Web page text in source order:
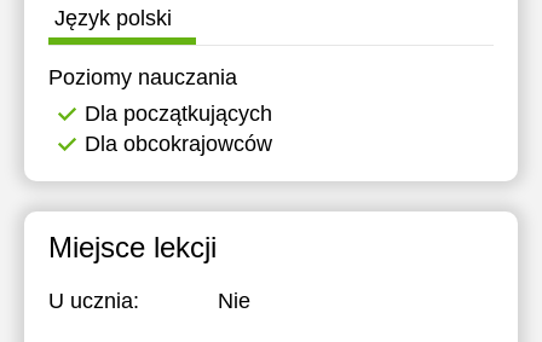
Język polski
Poziomy nauczania
Dla początkujących
Dla obcokrajowców
Miejsce lekcji
U ucznia: Nie
16:00